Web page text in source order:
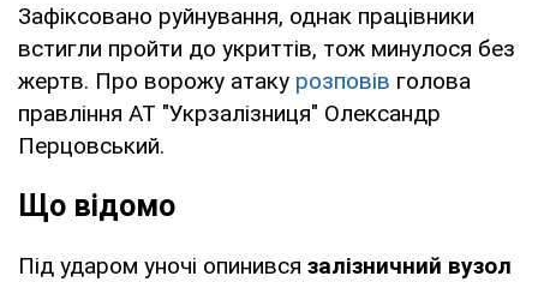
Зафіксовано руйнування, однак працівники
встигли пройти до укриттів, тож минулося без
жертв. Про ворожу атаку розповів голова
правління АТ "Укрзалізниця" Олександр
Перцовський.
Що відомо
Під ударом уночі опинився залізничний вузол